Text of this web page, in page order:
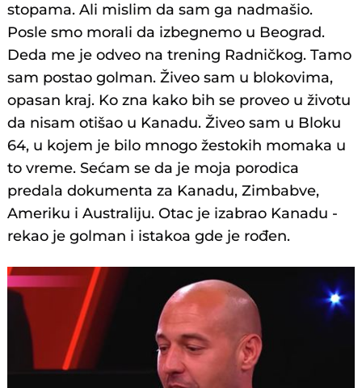
stopama. Ali mislim da sam ga nadmašio.
Posle smo morali da izbegnemo u Beograd.
Deda me je odveo na trening Radničkog. Tamo
sam postao golman. Živeo sam u blokovima,
opasan kraj. Ko zna kako bih se proveo u životu
da nisam otišao u Kanadu. Živeo sam u Bloku
64, u kojem je bilo mnogo žestokih momaka u
to vreme. Sećam se da je moja porodica
predala dokumenta za Kanadu, Zimbabve,
Ameriku i Australiju. Otac je izabrao Kanadu -
rekao je golman i istakoa gde je rođen.